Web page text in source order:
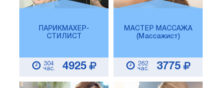
ПАРИКМАХЕР-
СТИЛИСТ
304
час.
4925
МАСТЕР МАССАЖА
(Массажист)
262
час.
3775